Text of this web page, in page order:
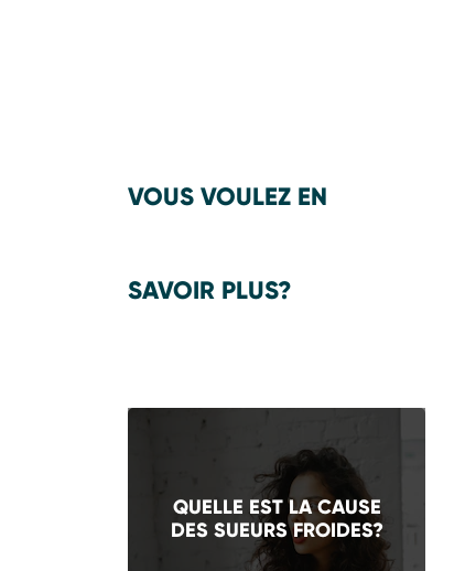
VOUS VOULEZ EN
SAVOIR PLUS?
QUELLE EST LA CAUSE
DES SUEURS FROIDES?